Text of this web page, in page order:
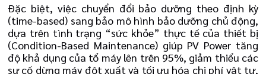
Đặc biệt, việc chuyển đổi bảo dưỡng theo định kỳ
(time-based) sang bảo mô hình bảo dưỡng chủ động,
dựa trên tình trạng “sức khỏe” thực tế của thiết bị
(Condition-Based Maintenance) giúp PV Power tăng
độ khả dụng của tổ máy lên trên 95%, giảm thiểu các
sự cố dừng máy đột xuất và tối ưu hóa chi phí vật tư,